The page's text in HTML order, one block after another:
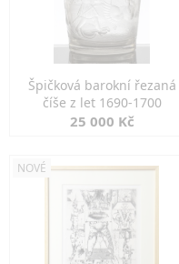
Špičková barokní řezaná
číše z let 1690-1700
25 000 Kč
NOVÉ